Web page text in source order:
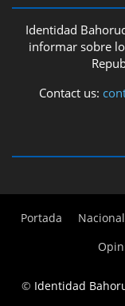
Identidad
informar sobre
Contact us:
Portada
© Identidad